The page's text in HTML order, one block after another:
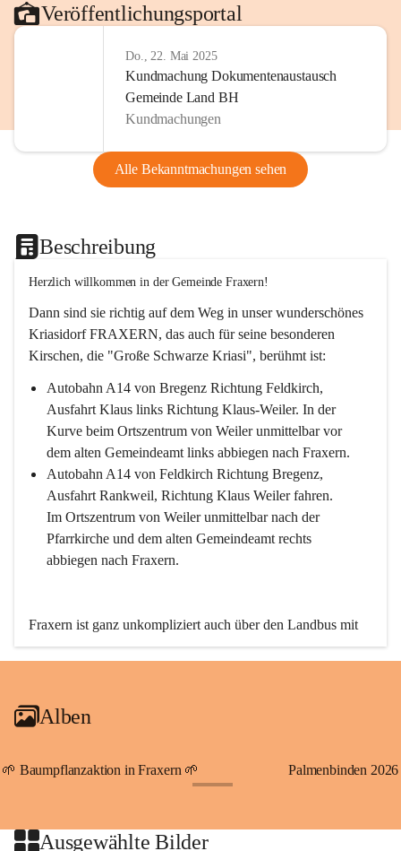
Veröffentlichungsportal
Do., 22. Mai 2025
Kundmachung Dokumentenaustausch
Gemeinde Land BH
Kundmachungen
Alle Bekanntmachungen sehen
Beschreibung
Herzlich willkommen in der Gemeinde Fraxern!
Dann sind sie richtig auf dem Weg in unser wunderschönes
Kriasidorf FRAXERN, das auch für seine besonderen
Kirschen, die "Große Schwarze Kriasi", berühmt ist:
Autobahn A14 von Bregenz Richtung Feldkirch,
Ausfahrt Klaus links Richtung Klaus-Weiler. In der
Kurve beim Ortszentrum von Weiler unmittelbar vor
dem alten Gemeindeamt links abbiegen nach Fraxern.
Autobahn A14 von Feldkirch Richtung Bregenz,
Ausfahrt Rankweil, Richtung Klaus Weiler fahren.
Im Ortszentrum von Weiler unmittelbar nach der
Pfarrkirche und dem alten Gemeindeamt rechts
abbiegen nach Fraxern.
Fraxern ist ganz unkompliziert auch über den Landbus mit
den öffentlichen Verkehrsmitteln zu erreichen. Die Linie
An Samstagen, Sonn- und Feiertagen können Sie bequem
persönlichen Linienbus zur gewünschten Zeit zu Ihrer
Haltestelle bestellen. Sowohl von Weiler kommend nach
beide Fahrten Weiler-Fraxern-Weiler.
Alben
🌱 Baumpflanzaktion in Fraxern 🌱 Palmenbinden 2026
Ausgewählte Bilder